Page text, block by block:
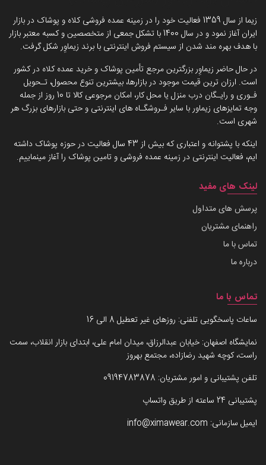
زیما از سال 1359 فعالیت خود را در زمینه عمده فروشی کلاه و پوشاک در بازار
ایران آغاز نمود و در سال 1400 با تشکل جمعی از متخصصین و کسبه معتبر بازار
با هدف بهره مند شدن از سیستم فروش اینترنتی با برند زیماوِر شکل گرفت.
در حال حاضر زیماوِر بزرگترین مرجع تأمین پوشاک و خرید عمده کلاه در کشور
است. ارزان ترین قیمت موجود در بازارها، بیشترین تنوع محصول، تـحویل
فـوری و رایـگان درب منزل یا محل کار، امکان مرجوعی کالا تا 10 روز از جمله
وجه تمایزهای زیماور با سایر فـروشگـاه های اینترنتی و حتی بازارهای بزرگ هر
شهری است.
اینکه با پشتوانه و اعتباری که بیش از 43 سال فعالیت در حوزه پوشاک داشته
ایم، فعالیت اینترنتی در زمینه عمده فروشی و تامین پوشاک را آغاز مینماییم.
لینک های مفید
پرسش های متداول
راهنمای مشتریان
تماس با ما
درباره ما
تماس با ما
ساعات پاسخگویی تلفنی: روزهای غیر تعطیل 8 الی 16
نمایشگاه اصفهان: خیابان عبدالرزاق، میدان امام علی، ابتدای بازار انقلاب، سمت
راست، کوچه شهید رضازاده، مجتمع بهروز
تلفن پشتیبانی و امور مشتریان: 09194783878
پشتیبانی 24 ساعته از طریق واتساپ
ایمیل سازمانی: info@ximawear.com